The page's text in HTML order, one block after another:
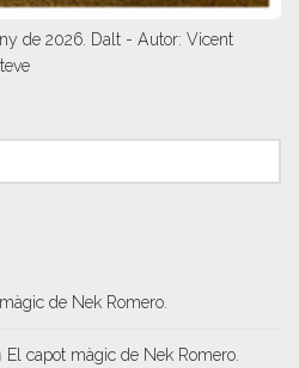
de 2026. Dalt - Autor: Vicent
de Nek Romero.
El capot màgic de Nek Romero.